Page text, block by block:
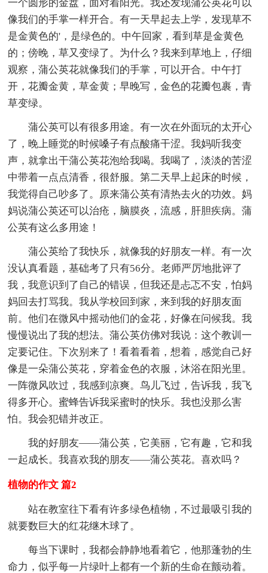
一个圆形的金盘，面对着阳光。我还发现蒲公英花可以
像我们的手掌一样开合。有一天早起去上学，发现草不
是金黄色的'，是绿色的。中午回家，看到草是金黄色
的；傍晚，草又变绿了。为什么？我来到草地上，仔细
观察，蒲公英花就像我们的手掌，可以开合。中午打
开，花瓣金黄，草金黄；早晚写，金色的花瓣包裹，青
草变绿。
蒲公英可以有很多用途。有一次在外面玩的太开心
了，晚上睡觉的时候嗓子有点酸痛干涩。我妈听我变
声，就拿出干蒲公英花泡给我喝。我喝了，淡淡的苦涩
中带着一点点清香，很舒服。第二天早上起床的时候，
我觉得自己吵多了。原来蒲公英有清热去火的功效。妈
妈说蒲公英还可以治疮，脑膜炎，流感，肝胆疾病。蒲
公英有这么多用途！
蒲公英给了我快乐，就像我的好朋友一样。有一次
没认真看题，基础考了只有56分。老师严厉地批评了
我，我意识到了自己的错误，但我还是忐忑不安，怕妈
妈回去打骂我。我从学校回到家，来到我的好朋友面
前。他们在微风中摇动他们的金花，好像在问候我。我
慢慢说出了我的想法。蒲公英仿佛对我说：这个教训一
定要记住。下次别来了！看着看着，想着，感觉自己好
像是一朵蒲公英花，穿着金色的衣服，沐浴在阳光里。
一阵微风吹过，我感到凉爽。鸟儿飞过，告诉我，我飞
得多开心。蜜蜂告诉我采蜜时的快乐。我也没那么害
怕。我会犯错并改正。
我的好朋友——蒲公英，它美丽，它有趣，它和我
一起成长。我喜欢我的朋友——蒲公英花。喜欢吗？
植物的作文 篇2
站在教室往下看有许多绿色植物，不过最吸引我的
就要数巨大的红花继木球了。
每当下课时，我都会静静地看着它，他那蓬勃的生
命力，似乎每一片绿叶上都有一个新的生命在颤动着。